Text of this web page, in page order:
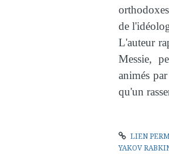
de
L'auteur
Messie,
animés
qu'un
LIEN
YAKOV